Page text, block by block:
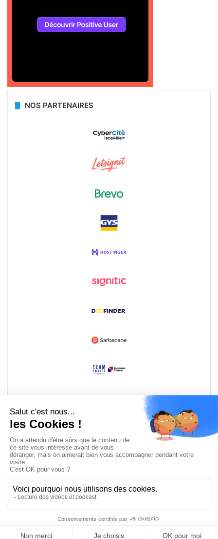
NOS PARTENAIRES
Devenir partenaire
© Copyright 2008 / 2026,DECODE MEDIA, The Innovation Media
Company.All Rights Reserved
TwitterRSS